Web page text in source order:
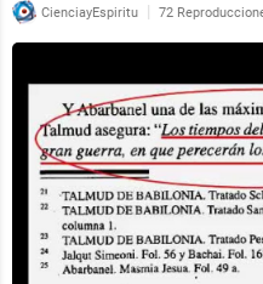
CienciayEspiritu | 72